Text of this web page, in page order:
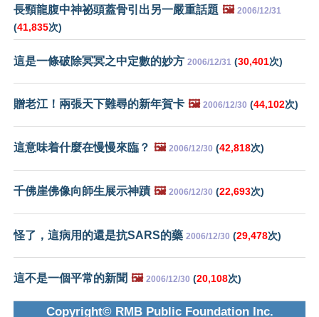
長頸龍腹中神祕頭蓋骨引出另一嚴重話題 🖼️ 2006/12/31
(41,835次)
這是一條破除冥冥之中定數的妙方 2006/12/31 (30,401次)
贈老江！兩張天下難尋的新年賀卡 🖼️ 2006/12/30 (44,102次)
這意味着什麼在慢慢來臨？ 🖼️ 2006/12/30 (42,818次)
千佛崖佛像向師生展示神蹟 🖼️ 2006/12/30 (22,693次)
怪了，這病用的還是抗SARS的藥 2006/12/30 (29,478次)
這不是一個平常的新聞 🖼️ 2006/12/30 (20,108次)
Copyright© RMB Public Foundation Inc.